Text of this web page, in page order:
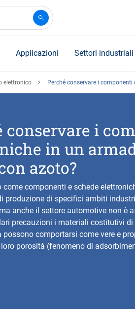
Applicazioni Settori industriali
elettronico Perché conservare i
conservare i
in un
azoto?
componenti e schede
produzione di specifici ambiti
anche il settore automotive non è
precauzioni i materiali costitutivi
possono comportarsi come vere e
loro porosità (fenomeno di